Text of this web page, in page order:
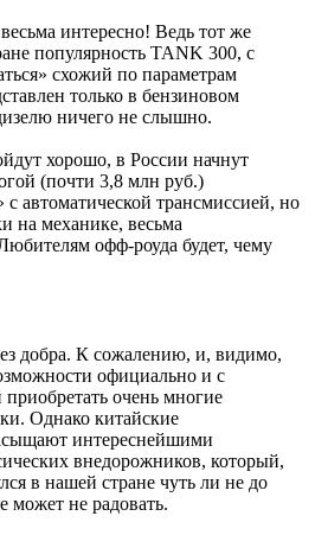
интересно! Ведь тот же
популярность TANK 300, с
схожий по параметрам
только в бензиновом
ничего не слышно.
хорошо, в России начнут
(почти 3,8 млн руб.)
автоматической трансмиссией, но
на механике, весьма
офф-роуда будет, чему
добра. К сожалению, и, видимо,
официально и с
очень многие
Однако китайские
интереснейшими
внедорожников, который,
в нашей стране чуть ли не до
может не радовать.